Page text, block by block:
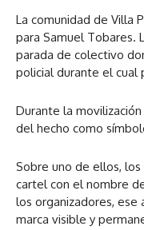
La comunidad de Villa
para Samuel Tobares.
parada de colectivo
policial durante el cual
Durante la
del hecho como
Sobre uno de ellos,
cartel con el nombre
los organizadores, ese
marca visible y